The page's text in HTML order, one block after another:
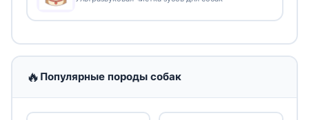
🔥 Популярные породы собак